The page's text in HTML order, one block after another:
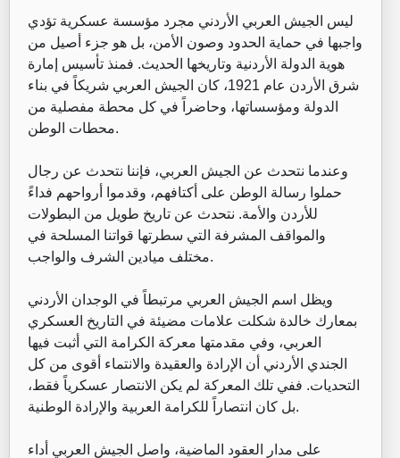
ليس الجيش العربي الأردني مجرد مؤسسة عسكرية تؤدي
واجبها في حماية الحدود وصون الأمن، بل هو جزء أصيل من
هوية الدولة الأردنية وتاريخها الحديث. فمنذ تأسيس إمارة
شرق الأردن عام 1921، كان الجيش العربي شريكاً في بناء
الدولة ومؤسساتها، وحاضراً في كل محطة مفصلية من
محطات الوطن.
وعندما نتحدث عن الجيش العربي، فإننا نتحدث عن رجال
حملوا رسالة الوطن على أكتافهم، وقدموا أرواحهم فداءً
للأردن والأمة. نتحدث عن تاريخ طويل من البطولات
والمواقف المشرفة التي سطرتها قواتنا المسلحة في
مختلف ميادين الشرف والواجب.
ويظل اسم الجيش العربي مرتبطاً في الوجدان الأردني
بمعارك خالدة شكلت علامات مضيئة في التاريخ العسكري
العربي، وفي مقدمتها معركة الكرامة التي أثبت فيها
الجندي الأردني أن الإرادة والعقيدة والانتماء أقوى من كل
التحديات. ففي تلك المعركة لم يكن الانتصار عسكرياً فقط،
بل كان انتصاراً للكرامة العربية والإرادة الوطنية.
على مدار العقود الماضية، واصل الجيش العربي أداء